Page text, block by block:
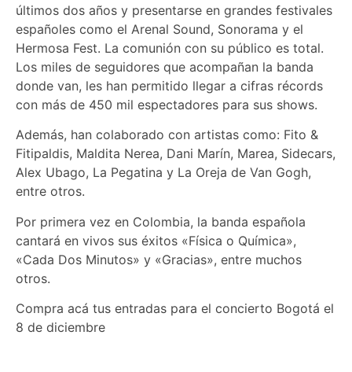
últimos dos años y presentarse en grandes festivales
españoles como el Arenal Sound, Sonorama y el
Hermosa Fest. La comunión con su público es total.
Los miles de seguidores que acompañan la banda
donde van, les han permitido llegar a cifras récords
con más de 450 mil espectadores para sus shows.
Además, han colaborado con artistas como: Fito &
Fitipaldis, Maldita Nerea, Dani Marín, Marea, Sidecars,
Alex Ubago, La Pegatina y La Oreja de Van Gogh,
entre otros.
Por primera vez en Colombia, la banda española
cantará en vivos sus éxitos «Física o Química»,
«Cada Dos Minutos» y «Gracias», entre muchos
otros.
Compra acá tus entradas para el concierto Bogotá el
8 de diciembre